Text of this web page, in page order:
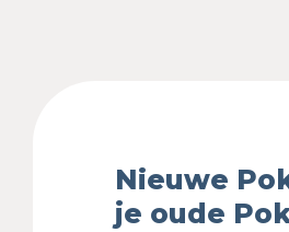
Nieuwe
je oude